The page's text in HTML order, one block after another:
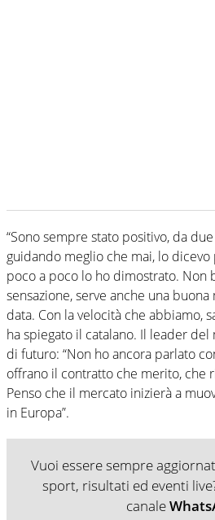
“Sono sempre stato positivo, da
guidando meglio che mai, lo
poco a poco lo ho dimostrato. Non
sensazione, serve anche una
data. Con la velocità che abbiamo,
ha spiegato il catalano. Il leader
di futuro: “Non ho ancora parlato
offrano il contratto che merito, che
Penso che il mercato inizierà a
in Europa”.
Vuoi essere sempre
sport, risultati ed eventi
canale